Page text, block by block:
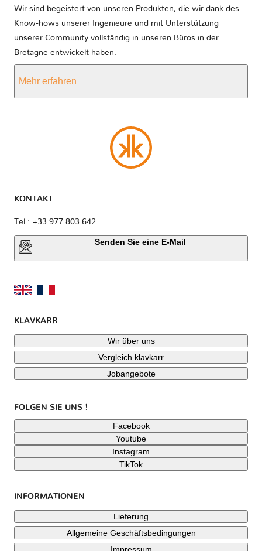
Wir sind begeistert von unseren Produkten, die wir dank des
Know-hows unserer Ingenieure und mit Unterstützung
unserer Community vollständig in unseren Büros in der
Bretagne entwickelt haben.
Mehr erfahren
KONTAKT
Tel : +33 977 803 642
Senden Sie eine E-Mail
KLAVKARR
Wir über uns
Vergleich klavkarr
Jobangebote
FOLGEN SIE UNS !
Facebook
Youtube
Instagram
TikTok
INFORMATIONEN
Lieferung
Allgemeine Geschäftsbedingungen
Impressum